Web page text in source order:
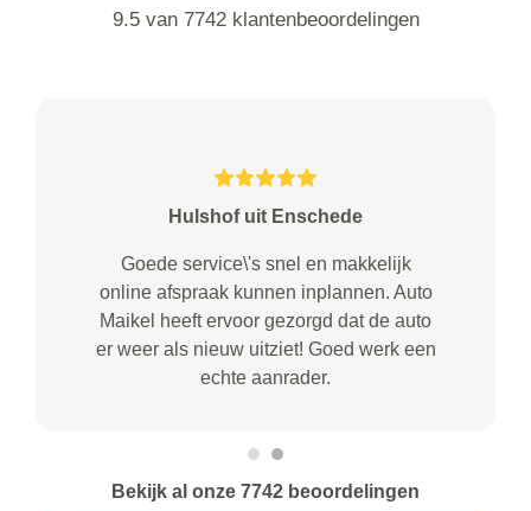
9.5 van 7742 klantenbeoordelingen
Hulshof uit Enschede
Goede service\'s snel en makkelijk
online afspraak kunnen inplannen. Auto
Maikel heeft ervoor gezorgd dat de auto
er weer als nieuw uitziet! Goed werk een
echte aanrader.
Bekijk al onze 7742 beoordelingen